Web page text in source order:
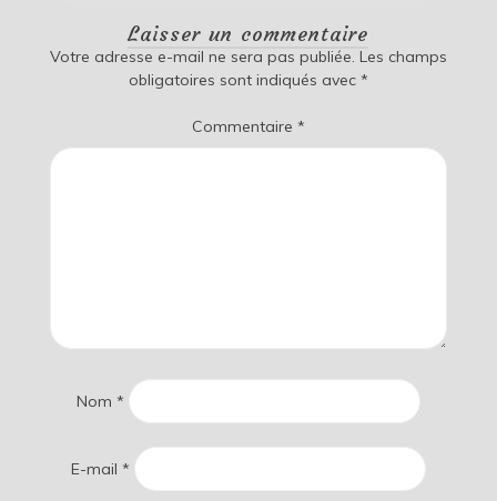
Laisser un commentaire
Votre adresse e-mail ne sera pas publiée. Les champs
obligatoires sont indiqués avec *
Commentaire *
Nom *
E-mail *